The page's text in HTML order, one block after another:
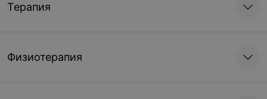
Терапия
Физиотерапия